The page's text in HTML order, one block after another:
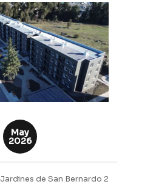
May
2026
Jardines de San Bernardo 2